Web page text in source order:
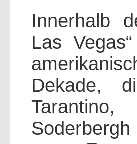
Innerhalb
Las
Dekade,